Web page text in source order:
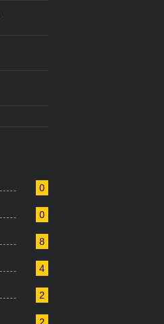
0
0
8
4
2